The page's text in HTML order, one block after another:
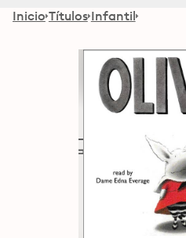
Inicio Títulos Infantil